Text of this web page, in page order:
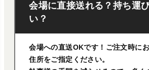
会場に直接送れる？持ち運
い？
会場への直送OKです！ご注文時に
住所をご指定ください。